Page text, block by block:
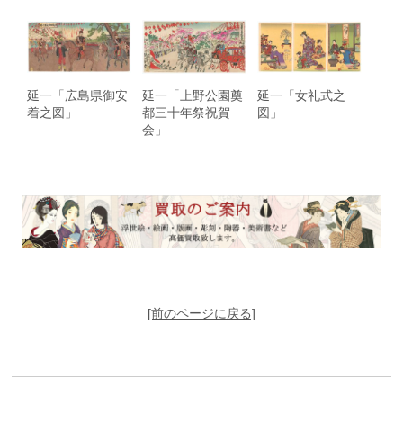
延一「広島県御安
着之図」
延一「上野公園奠
都三十年祭祝賀
会」
延一「女礼式之
図」
[前のページに戻る]